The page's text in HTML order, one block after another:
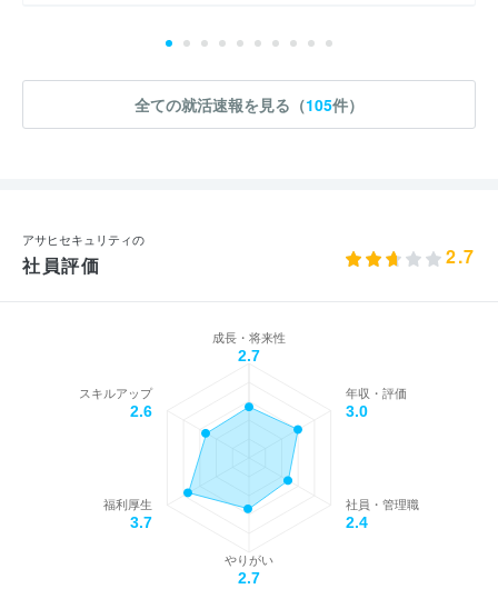
全ての就活速報を見る（105件）
アサヒセキュリティの
社員評価 2.7
成長・将来性
2.7
年収・評価
3.0
社員・管理職
2.4
やりがい
2.7
福利厚生
3.7
スキルアップ
2.6